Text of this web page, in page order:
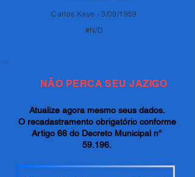
Carlos Kaye - 3/09/1959
#N/D
NÃO PERCA SEU JAZIGO
Atualize agora mesmo seus dados.
O recadastramento obrigatório conforme
Artigo 66 do Decreto Municipal n°
59.196.